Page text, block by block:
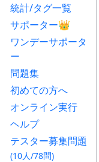
統計/タグ一覧
サポーター👑
ワンデーサポータ
ー
問題集
初めての方へ
オンライン実行
ヘルプ
テスター募集問題
(10人/78問)